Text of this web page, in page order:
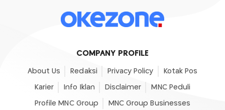
COMPANY PROFILE
About Us Redaksi Privacy Policy Kotak Pos
Karier Info Iklan Disclaimer MNC Peduli
Profile MNC Group MNC Group Businesses